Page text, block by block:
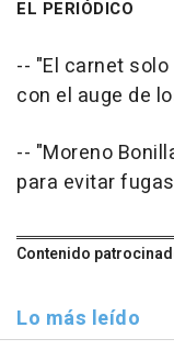
EL PERIÓDICO
-- "El carnet
con el auge de
-- "Moreno
para evitar
Contenido
Lo más leído